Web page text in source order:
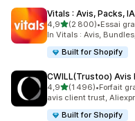
Vitals : Avis, Packs,
4,9étoile(s) sur 5
(2 800)
2800 avis au total
•Essai
In Vitals : Avis,
Built for Shopify
CWILL(Trustoo) Avis
4,9étoile(s) sur 5
(1 496)
1496 avis au total
•Forfait
avis client trust,
Built for Shopify